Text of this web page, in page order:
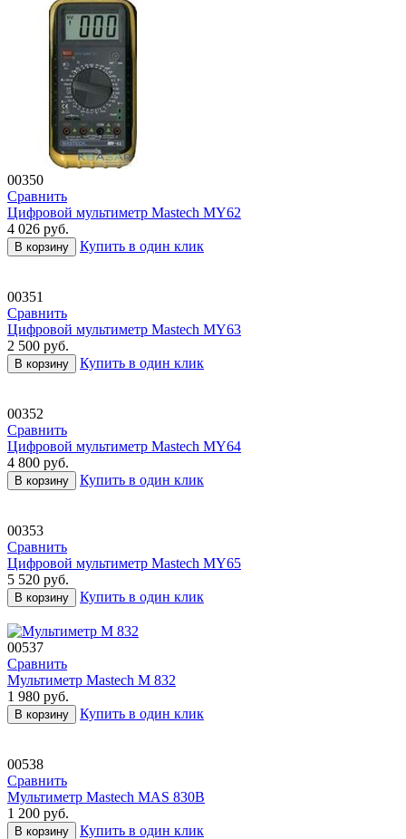
00350
Сравнить
Цифровой мультиметр Mastech MY62
4 026 руб.
В корзину Купить в один клик
00351
Сравнить
Цифровой мультиметр Mastech MY63
2 500 руб.
В корзину Купить в один клик
00352
Сравнить
Цифровой мультиметр Mastech MY64
4 800 руб.
В корзину Купить в один клик
00353
Сравнить
Цифровой мультиметр Mastech MY65
5 520 руб.
В корзину Купить в один клик
00537
Сравнить
Мультиметр Mastech М 832
1 980 руб.
В корзину Купить в один клик
00538
Сравнить
Мультиметр Mastech MAS 830B
1 200 руб.
В корзину Купить в один клик